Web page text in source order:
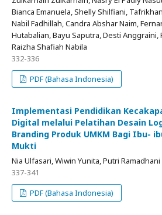
Bianca Emanuela, Shelly Shilfiani,
Nabil Fadhillah, Candra Abshar Naim,
Hutabalian, Bayu Saputra, Desti Anggraini,
Raizha Shafiah Nabila
332-336
PDF (Bahasa Indonesia)
Implementasi Pendidikan
Digital melalui Pelatihan Desain
Branding Produk UMKM Bagi Ibu-
Mukti
Nia Ulfasari, Wiwin Yunita, Putri Ramadhani
337-341
PDF (Bahasa Indonesia)